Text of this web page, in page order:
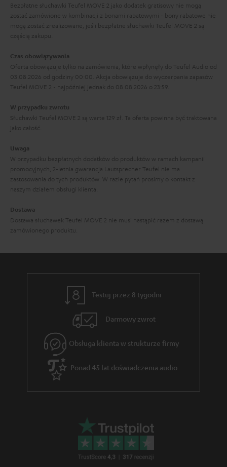
g
w
r
a
n
c
j
Bezpłatne słuchawki Teufel MOVE 2 jako dodatek gratisowy nie mogą
zostać zamówione w kombinacji z bonami rabatowymi - bony rabatowe nie
mogą zostać zrealizowane, jeśli bezpłatne słuchawki Teufel MOVE 2 są
częścią zakupu.
Czas obowiązywania
Oferta obowiązuje tylko na zamówienia, które wpłynęły do Teufel Audio od
03.08.2026 od godziny 00:00. Akcja obowiązuje do wyczerpania zapasów
Teufel MOVE 2 - najpóźniej jednak do 08.08.2026 o 23:59.
W przypadku zwrotu
Słuchawki Teufel MOVE 2 są warte 129 zł. Ta oferta powinna być traktowana
jako całość.
Uwaga
W przypadku bezpłatnych dodatków do produktów w ramach kampanii
promocyjnych, 2-letnia gwarancja Lautsprecher Teufel nie ma
zastosowania do tych produktów. W razie pytań prosimy o kontakt z
naszym działem obsługi klienta.
Dostawa
Dostawa słuchawek Teufel MOVE 2 nie musi nastąpić razem z dostawą
zamówionego produktu.
Testuj przez 8 tygodni
Darmowy zwrot
Obsługa klienta w strukturze firmy
Ponad 45 lat doświadczenia audio